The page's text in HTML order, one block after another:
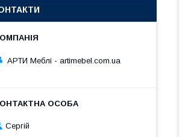
АРТИ Меблі - artimebel.com.ua
Сергій